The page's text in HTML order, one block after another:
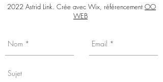
2022 Astrid Link. Crée avec Wix, référencement OO
WEB